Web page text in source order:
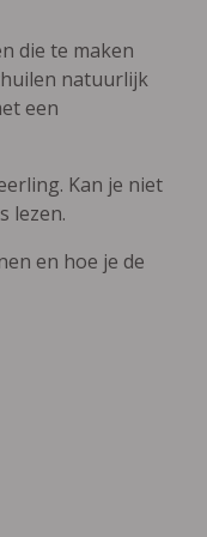
die te maken
natuurlijk
een
Kan je niet
lezen.
en hoe je de